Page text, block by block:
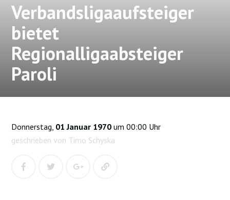
Verbandsligaaufsteiger
bietet
Regionalligaabsteiger
Paroli
Donnerstag, 01 Januar 1970 um 00:00 Uhr
geschrieben von Timo Schyska